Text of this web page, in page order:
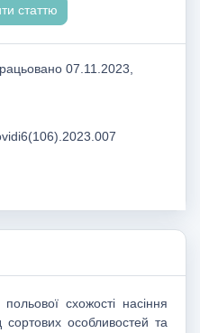
статтю
07.11.2023,
схожості насіння
особливостей та